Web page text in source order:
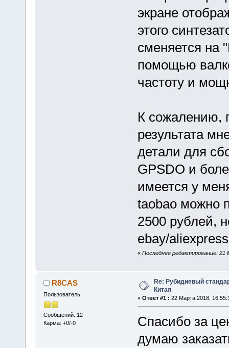
экране
этого
сменяется на
помощью
частоту и
К сожалению,
результата
детали для
GPSDO и
имеется у
taobao можно
2500 рублей,
ebay/
« Последнее редактирование:
R8CAS
Пользователь
Сообщений: 12
Карма: +0/-0
Re: Рубидиевый
Китая
« Ответ #1 : 22 Марта 2018,
Спасибо за
думаю